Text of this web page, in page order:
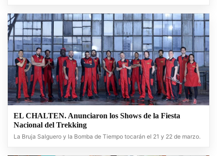
EL CHALTEN. Anunciaron los Shows de la Fiesta
Nacional del Trekking
La Bruja Salguero y la Bomba de Tiempo tocarán el 21 y 22 de marzo.